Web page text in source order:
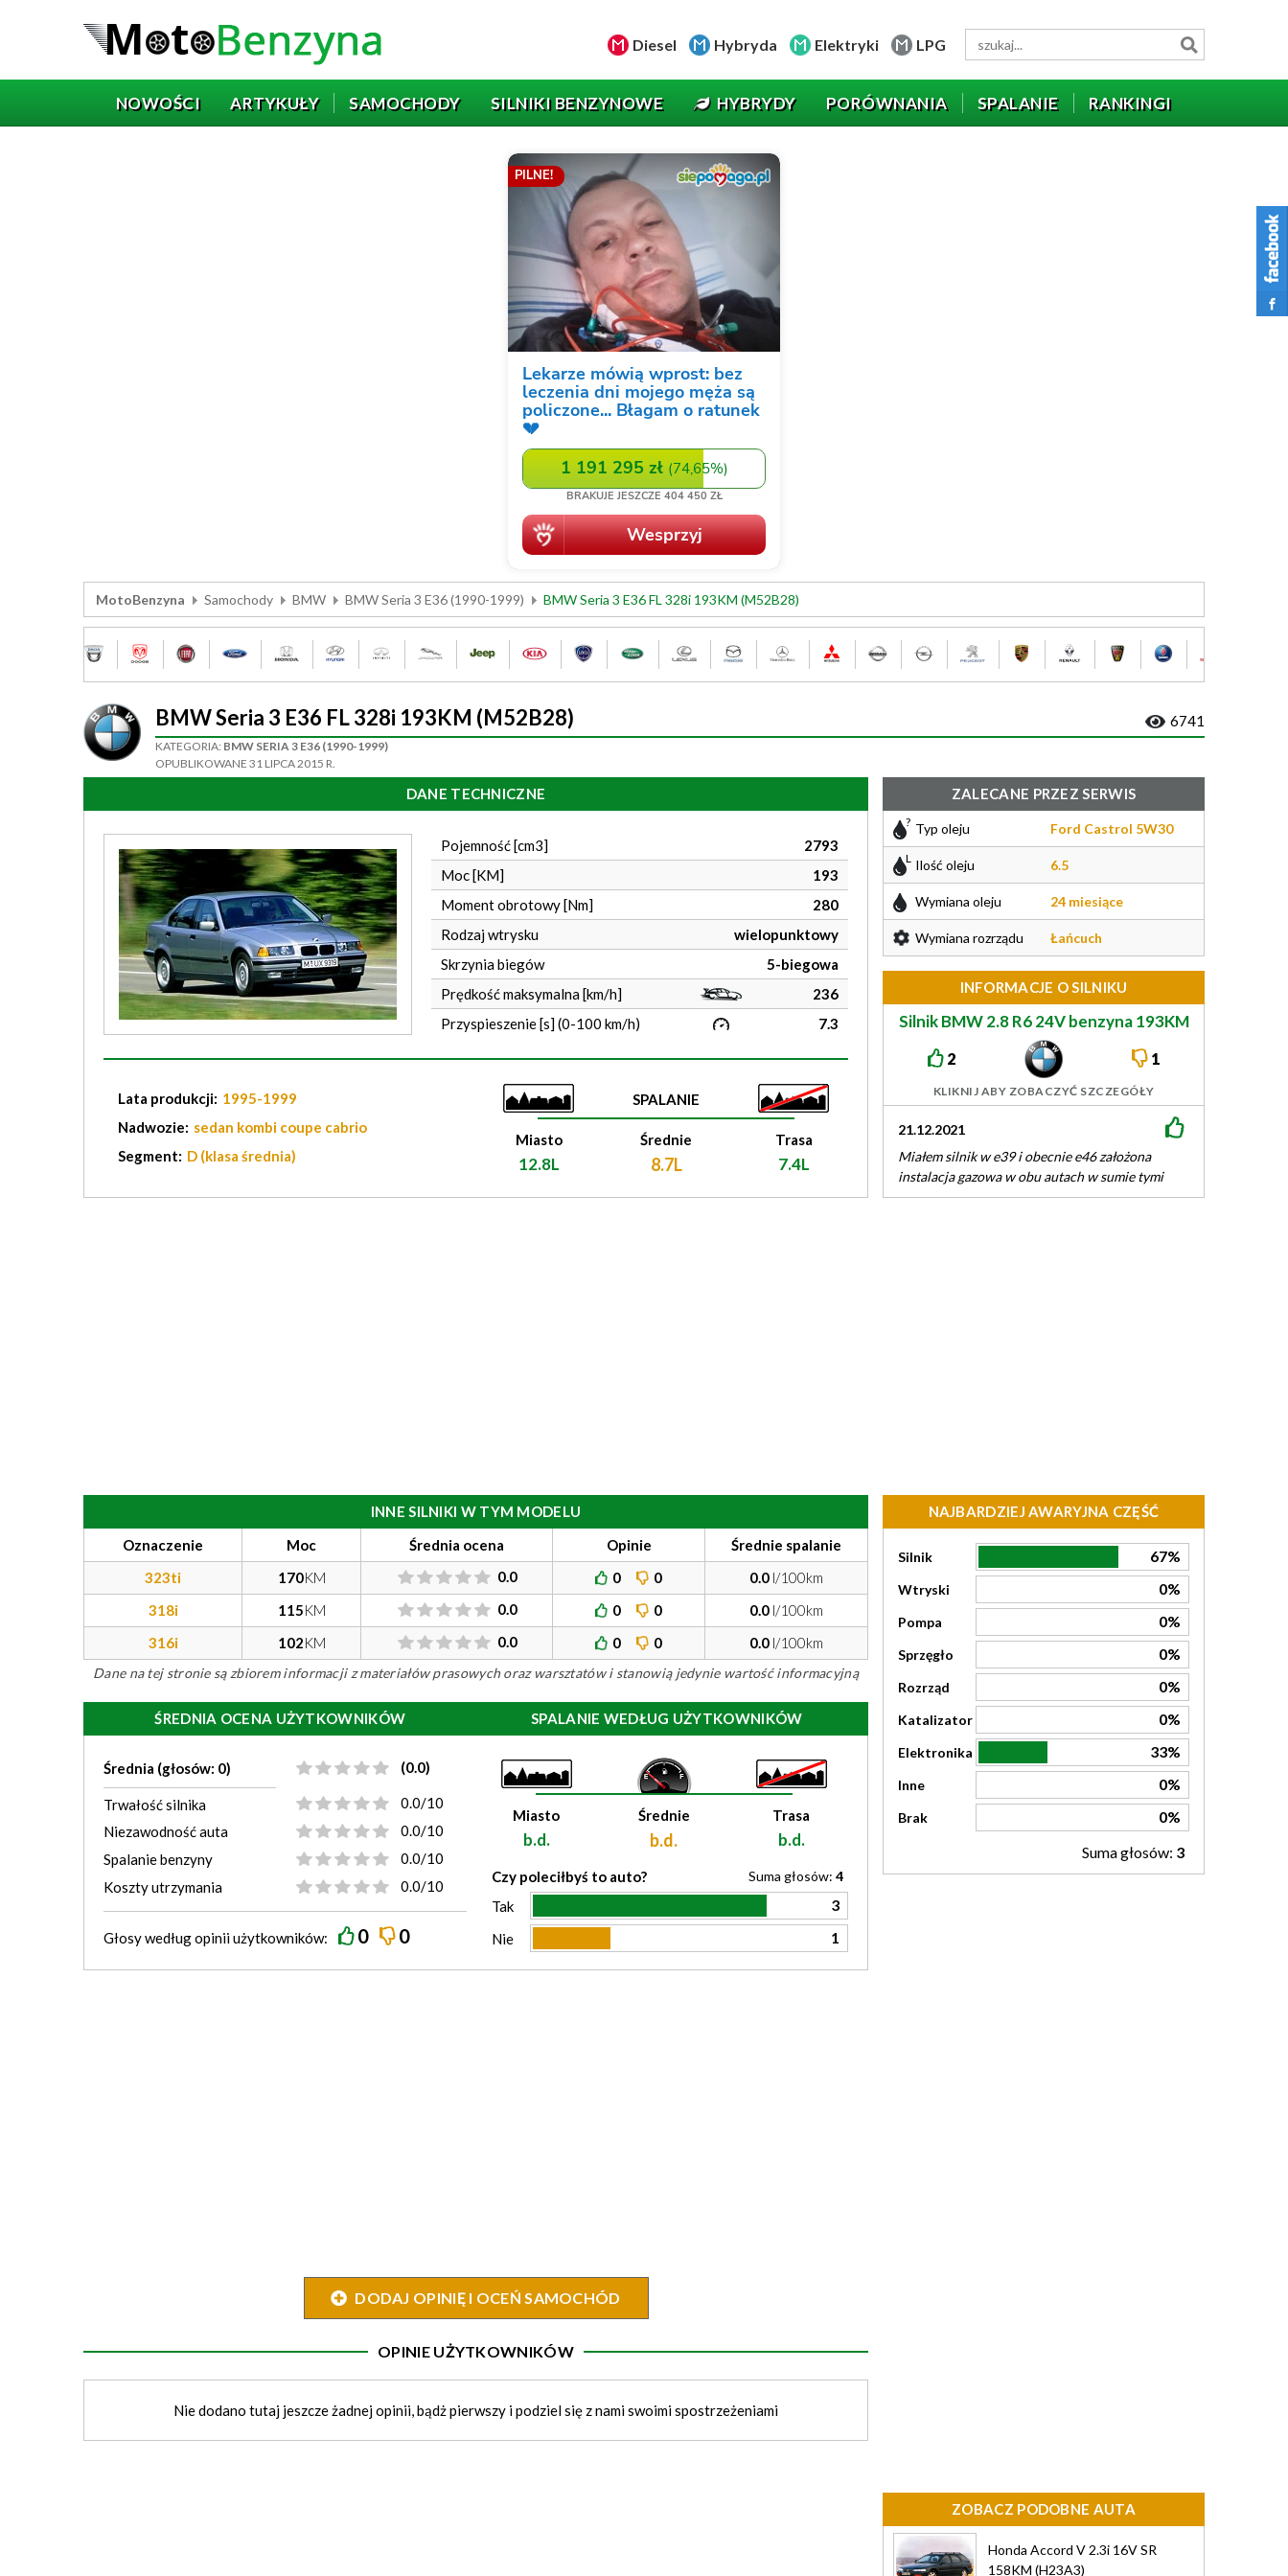
Diesel Hybryda Elektryki LPG
NOWOŚCI ARTYKUŁY SAMOCHODY SILNIKI BENZYNOWE HYBRYDY PORÓWNANIA SPALANIE RANKINGI
MotoBenzyna Samochody BMW BMW Seria 3 E36 (1990-1999) BMW Seria 3 E36 FL 328i 193KM (M52B28)
BMW Seria 3 E36 FL 328i 193KM (M52B28) 6741
KATEGORIA: BMW SERIA 3 E36 (1990-1999)
OPUBLIKOWANE 31 LIPCA 2015 R.
DANE TECHNICZNE
Pojemność [cm3]
2793
Moc [KM]
193
Moment obrotowy [Nm]
280
Rodzaj wtrysku
wielopunktowy
Skrzynia biegów
5-biegowa
Prędkość maksymalna [km/h]
236
Przyspieszenie [s] (0-100 km/h)
7.3
Lata produkcji: 1995-1999
Nadwozie: sedan kombi coupe cabrio
Segment: D (klasa średnia)
SPALANIE
Miasto
12.8L
Średnie
8.7L
Trasa
7.4L
ZALECANE PRZEZ SERWIS
Typ oleju Ford Castrol 5W30
Ilość oleju 6.5
Wymiana oleju 24 miesiące
Wymiana rozrządu Łańcuch
INFORMACJE O SILNIKU
Silnik BMW 2.8 R6 24V benzyna 193KM
M52B28
2 1
KLIKNIJ ABY ZOBACZYĆ SZCZEGÓŁY
21.12.2021
Miałem silnik w e39 i obecnie e46 założona
instalacja gazowa w obu autach w sumie tymi
egzemplarzami zrobione około 80…
bez żadnych
INNE SILNIKI W TYM MODELU
Oznaczenie
Moc Średnia ocena Opinie
Średnie spalanie
323ti
170KM 0.0 0 0 0.0 l/100km
318i
115KM 0.0 0 0 0.0 l/100km
316i
102KM 0.0 0 0 0.0 l/100km
Dane na tej stronie są zbiorem informacji z materiałów prasowych oraz warsztatów i stanowią jedynie wartość informacyjną
ŚREDNIA OCENA UŻYTKOWNIKÓW
Średnia (głosów: 0) (0.0)
Trwałość silnika
0.0/10
Niezawodność auta
0.0/10
Spalanie benzyny
0.0/10
Koszty utrzymania
0.0/10
Głosy wedługopiniiużytkowników: 0 0
SPALANIE WEDŁUG UŻYTKOWNIKÓW
Miasto
b.d.
Średnie
b.d.
Trasa
b.d.
Czy poleciłbyś to auto? Suma głosów: 4
Tak 3
Nie 1
DODAJ OPINIĘ I OCEŃ SAMOCHÓD
OPINIE UŻYTKOWNIKÓW
Nie dodano tutaj jeszcze żadnej opinii, bądż pierwszy i podziel się z nami swoimi spostrzeżeniami
NAJBARDZIEJ AWARYJNA CZĘŚĆ
Silnik 67%
Wtryski 0%
Pompa 0%
Sprzęgło 0%
Rozrząd 0%
Katalizator 0%
Elektronika 33%
Inne 0%
Brak
0%
Suma głosów: 3
ZOBACZ PODOBNE AUTA
Honda Accord V 2.3i 16V SR
158KM (H23A3)